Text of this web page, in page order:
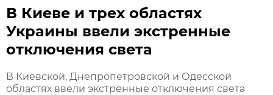
В Киеве и трех областях
Украины ввели экстренные
отключения света
В Киевской, Днепропетровской и Одесской
областях ввели экстренные отключения света